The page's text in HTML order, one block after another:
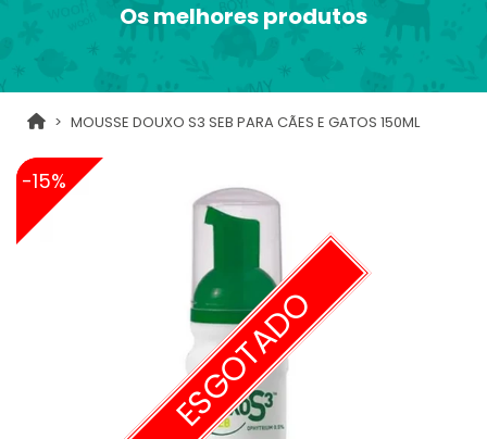
Os melhores produtos
MOUSSE DOUXO S3 SEB PARA CÃES E GATOS 150ML
ESGOTADO
-15%